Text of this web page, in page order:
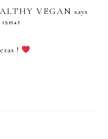
VEGAN says
!